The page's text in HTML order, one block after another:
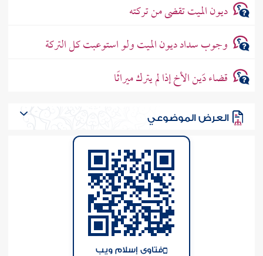
ديون الميت تقضى من تركته
وجوب سداد ديون الميت ولو استوعبت كل التركة
قضاء دَين الأخ إذا لم يترك ميراثًا
العرض الموضوعي
فتاوى إسلام ويب